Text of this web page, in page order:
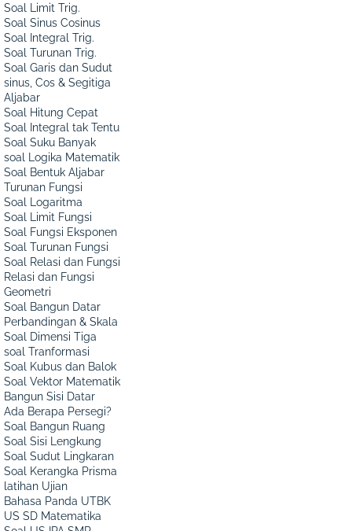
Soal Limit Trig.
Soal Sinus Cosinus
Soal Integral Trig.
Soal Turunan Trig.
Soal Garis dan Sudut
sinus, Cos & Segitiga
Aljabar
Soal Hitung Cepat
Soal Integral tak Tentu
Soal Suku Banyak
soal Logika Matematik
Soal Bentuk Aljabar
Turunan Fungsi
Soal Logaritma
Soal Limit Fungsi
Soal Fungsi Eksponen
Soal Turunan Fungsi
Soal Relasi dan Fungsi
Relasi dan Fungsi
Geometri
Soal Bangun Datar
Perbandingan & Skala
Soal Dimensi Tiga
soal Tranformasi
Soal Kubus dan Balok
Soal Vektor Matematik
Bangun Sisi Datar
Ada Berapa Persegi?
Soal Bangun Ruang
Soal Sisi Lengkung
Soal Sudut Lingkaran
Soal Kerangka Prisma
latihan Ujian
Bahasa Panda UTBK
US SD Matematika